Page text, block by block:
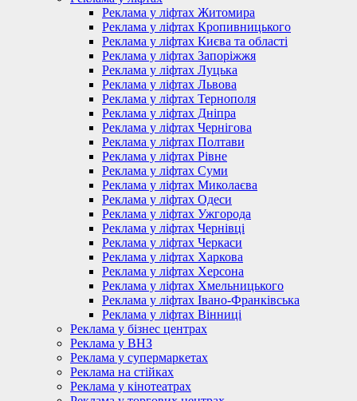
Реклама у ліфтах Житомира
Реклама у ліфтах Кропивницького
Реклама у ліфтах Києва та області
Реклама у ліфтах Запоріжжя
Реклама у ліфтах Луцька
Реклама у ліфтах Львова
Реклама у ліфтах Тернополя
Реклама у ліфтах Дніпра
Реклама у ліфтах Чернігова
Реклама у ліфтах Полтави
Реклама у ліфтах Рівне
Реклама у ліфтах Суми
Реклама у ліфтах Миколаєва
Реклама у ліфтах Одеси
Реклама у ліфтах Ужгорода
Реклама у ліфтах Чернівці
Реклама у ліфтах Черкаси
Реклама у ліфтах Харкова
Реклама у ліфтах Херсона
Реклама у ліфтах Хмельницького
Реклама у ліфтах Івано-Франківська
Реклама у ліфтах Вінниці
Реклама у бізнес центрах
Реклама у ВНЗ
Реклама у супермаркетах
Реклама на стійках
Реклама у кінотеатрах